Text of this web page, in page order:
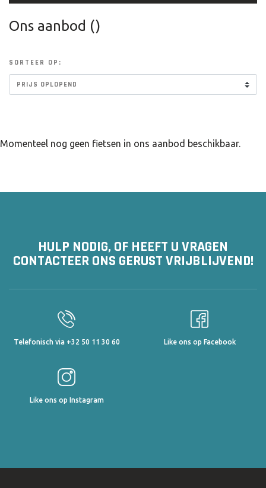
Ons aanbod ()
SORTEER OP:
Momenteel nog geen fietsen in ons aanbod beschikbaar.
HULP NODIG, OF HEEFT U VRAGEN
CONTACTEER ONS GERUST VRIJBLIJVEND!
Telefonisch via +32 50 11 30 60 Like ons op Facebook
Like ons op Instagram